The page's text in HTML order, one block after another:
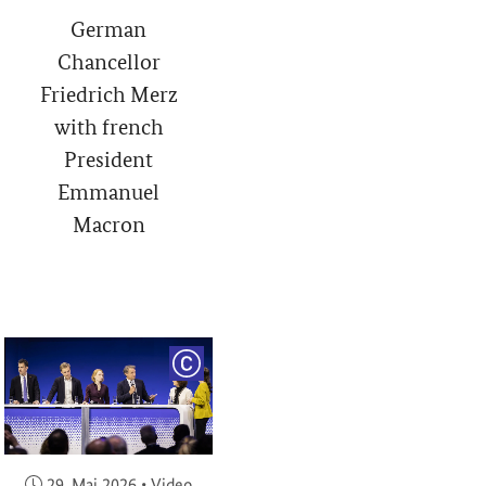
German
Chancellor
Friedrich Merz
with french
President
Emmanuel
Macron
COPYRIGHT